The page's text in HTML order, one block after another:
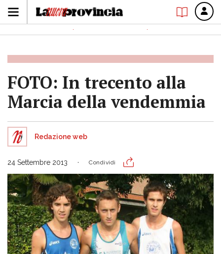
FOTO: In trecento alla
Marcia della vendemmia
Redazione web
24 Settembre 2013 Condividi